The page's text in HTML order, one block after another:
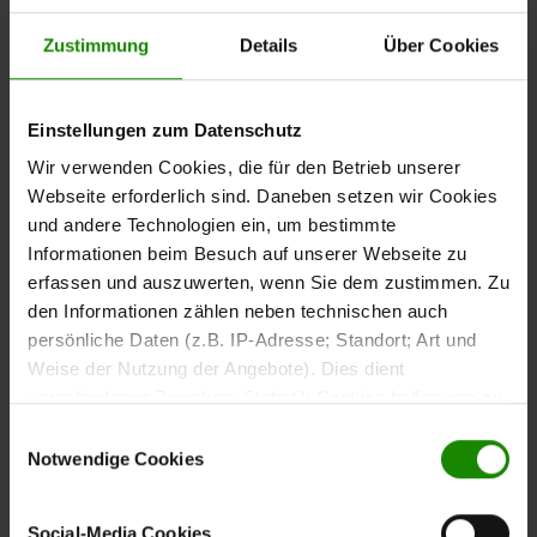
Zustimmung Details Über Cookies
Einstellungen zum Datenschutz
Wir verwenden Cookies, die für den Betrieb unserer
Webseite erforderlich sind. Daneben setzen wir Cookies
und andere Technologien ein, um bestimmte
Informationen beim Besuch auf unserer Webseite zu
erfassen und auszuwerten, wenn Sie dem zustimmen. Zu
den Informationen zählen neben technischen auch
persönliche Daten (z.B. IP-Adresse; Standort; Art und
Weise der Nutzung der Angebote). Dies dient
nutzen, indem sie Informationen sammeln und sie
anonymisiert für statistische Zwecke auszuwerten.
Marketing Cookies helfen uns, Ihnen personalisierte
Notwendige Cookies
Social-Media Cookies
10.09.2025
Goodbye Chaos - Hello Hauswirtschaftsraum!